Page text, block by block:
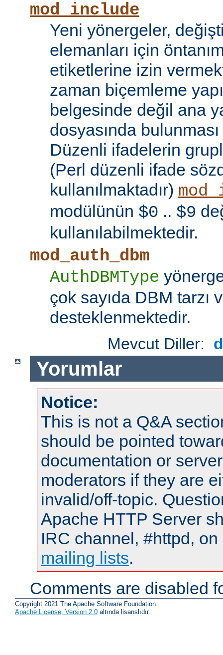
mod_include
Yeni yönergeler,
elemanları için
etiketlerine izin
zaman biçemleme
belgesinde değil ana
dosyasında
Düzenli ifadelerin
(Perl düzenli ifade
kullanılmaktadır)
modülünün $0 .. $9
kullanılabilmektedir.
mod_auth_dbm
AuthDBMType
çok sayıda DBM tarzı
desteklenmektedir.
Mevcut Diller:
Yorumlar
Notice:
This is not a Q&A
should be pointed
documentation or
moderators if they are
invalid/off-topic.
Apache HTTP Server
IRC channel, #httpd,
mailing lists.
Comments are disabled
Copyright 2021 The Apache Software Foundation.
Apache License, Version 2.0 altında lisanslıdır.